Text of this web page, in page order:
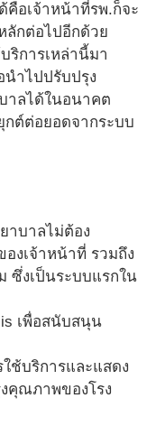
คือเจ้าหน้าที่รพ.ก็จะ
ลักต่อไปอีกด้วย
ริการเหล่านี้มา
นำไปปรับปรุง
าลได้ในอนาคต
กต์ต่อยอดจากระบบ
าบาลไม่ต้อง
งเจ้าหน้าที่ รวมถึง
ซึ่งเป็นระบบแรกใน
เพื่อสนับสนุน
ช้บริการและแสดง
คุณภาพของโรง